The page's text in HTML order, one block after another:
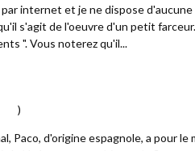
internet et je ne dispose
s'agit de l'oeuvre d'un petit
". Vous noterez qu'il...
)
Paco, d'origine espagnole, a pour le